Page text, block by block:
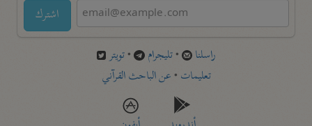
اشترك
راسلنا •تليجرام •تويتر
تعليمات •عن الباحث القرآني